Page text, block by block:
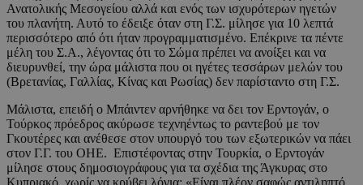
Ανατολικής Μεσογείου αλλά και ενός των ισχυρότερων ηγετών
του πλανήτη. Αυτό το έδειξε όταν στη Γ.Σ. μίλησε για 10 λεπτά
περισσότερο από ότι ήταν προγραμματισμένο. Επέκρινε τα πέντε
μέλη του Σ.Α., λέγοντας ότι το Σώμα πρέπει να ανοίξει και να
διευρυνθεί, την ώρα μάλιστα που οι ηγέτες τεσσάρων μελών του
(Βρετανίας, Γαλλίας, Κίνας και Ρωσίας) δεν παρίσταντο στη Γ.Σ.
Μάλιστα, επειδή ο Μπάιντεν αρνήθηκε να δει τον Ερντογάν, ο
Τούρκος πρόεδρος ακύρωσε τεχνηέντως το ραντεβού με τον
Γκουτέρες και ανέθεσε στον υπουργό του των εξωτερικών να πάει
στον Γ.Γ. του ΟΗΕ. Επιστέφοντας στην Τουρκία, ο Ερντογάν
μίλησε στους δημοσιογράφους για τα σχέδια της Άγκυρας στο
Κυπριακό, χωρίς να κρύβει λόγια: «Είναι πλέον σαφώς αντιληπτό